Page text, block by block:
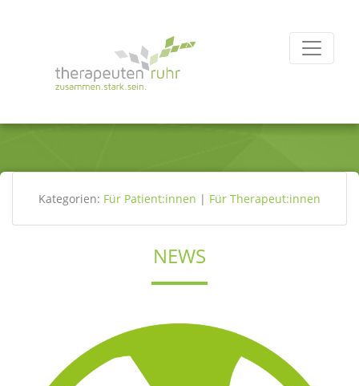
Kategorien: Für Patient:innen | Für Therapeut:innen
NEWS